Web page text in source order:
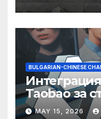
BULGARIAN-CHINESE
Taobao за
MAY 15, 2026